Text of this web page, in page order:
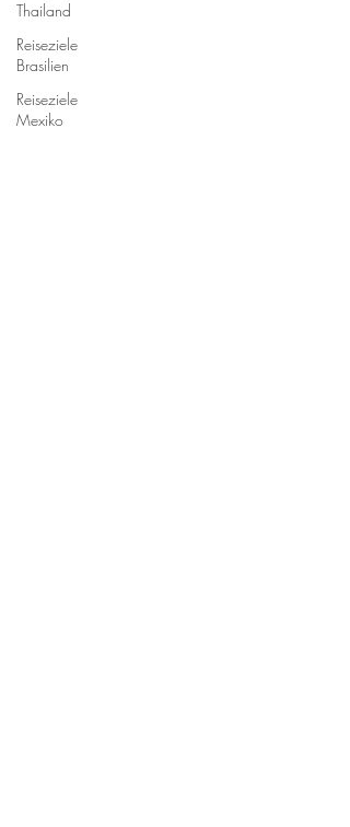
Thailand
Reiseziele
Brasilien
Reiseziele
Mexiko